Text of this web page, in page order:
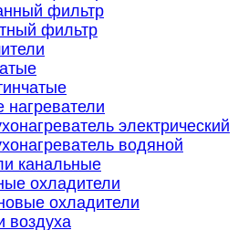
фильтр
фильтр
нагреватели
электрический
водяной
канальные
охладители
охладители
воздуха